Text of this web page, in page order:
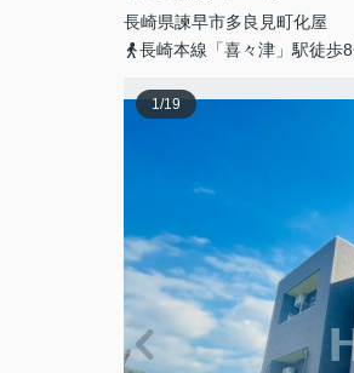
長崎県諫早市多良見町化屋
長崎本線「喜々津」駅徒歩
1/19